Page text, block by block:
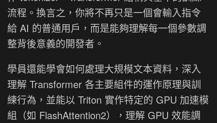
流程。換言之，你將不再只是一個會輸入指令
給 AI 的普通用戶，而是能夠理解每一個參數調
整背後意義的開發者。
學員還能學會如何處理大規模文本資料，深入
理解 Transformer 各主要組件的運作原理與訓
練行為，並能以 Triton 實作特定的 GPU 加速模
組（如 FlashAttention2），理解 GPU 效能調